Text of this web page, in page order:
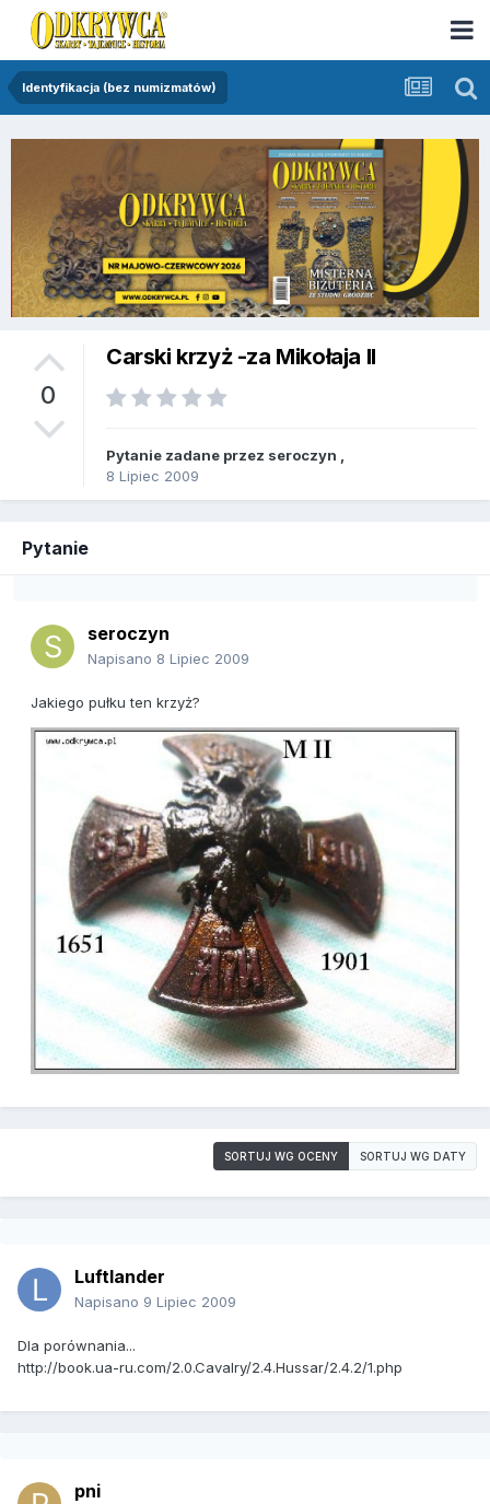
Identyfikacja (bez numizmatów)
0
Carski krzyż -za Mikołaja II
Pytanie zadane przez seroczyn
8 Lipiec 2009
Pytanie
seroczyn
Napisano 8 Lipiec 2009
Jakiego pułku ten krzyż?
SORTUJ WG OCENY SORTUJ WG DATY
Luftlander
Napisano 9 Lipiec 2009
Dla porównania...
http://book.ua-ru.com/2.0.Cavalry/2.4.Hussar/2.4.2/1.php
pni